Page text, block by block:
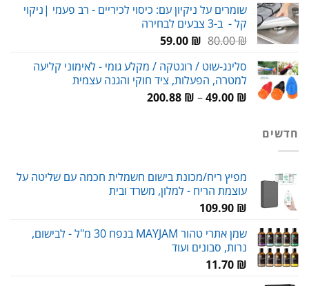
היה:
80.00 ₪.
הוא:
59.00 ₪.
שומרים על ניקיון עם: כיסוי לכיריים - רב פעמי |ניקוי
קל - ב-3 צבעים לבחירה
80.00₪
המחיר
היה:
80.00 ₪.
59.00 ₪
המחיר
הוא:
59.00 ₪.
סלינג-שוט / רוגטקה / מקלע גומי - לאימוני קליעה
למטרה, הפעלות, ציד חוקי והגנה עצמית
49.00 ₪
–
200.88 ₪
טווח
חדשים
מפיץ ריח/מכונת בישום חשמלית חכמה עם שליטה על
עוצמת הריח - למלון, משרד ובית
109.90 ₪
שמן אתרי טהור MAYJAM בנפח 30 מ"ל - לבישום,
נרות, סבונים ועוד
11.70 ₪